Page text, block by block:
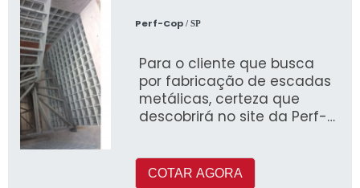
Perf-Cop/ SP
Para o cliente que busca
por fabricação de escadas
metálicas, certeza que
descobrirá no site da Perf-
COTAR AGORA